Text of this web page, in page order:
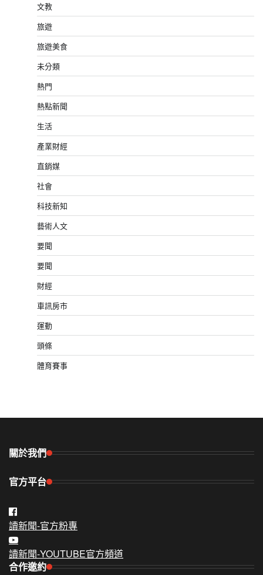
文教
旅遊
旅遊美食
未分類
熱門
熱點新聞
生活
產業財經
直銷媒
社會
科技新知
藝術人文
要聞
要聞
財經
車訊房市
運動
頭條
體育賽事
關於我們
官方平台
讀新聞-官方粉專
讀新聞-YOUTUBE官方頻道
合作邀約